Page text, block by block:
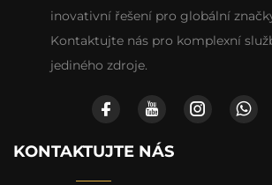
inovativní řešení pro globální
Kontaktujte nás pro komplexní
jediného zdroje.
KONTAKTUJTE NÁS